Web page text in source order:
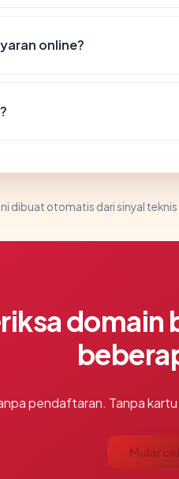
online?
dibuat otomatis dari sinyal
domain
pendaftaran. Tanpa
Mulai